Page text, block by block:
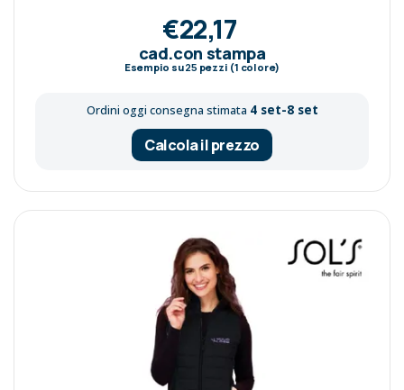
€22,17
cad.con stampa
Esempio su25 pezzi (1 colore)
Ordini oggi consegna stimata 4 set-8 set
Calcola il prezzo